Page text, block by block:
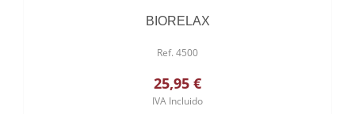
BIORELAX
Ref. 4500
25,95 €
IVA Incluido